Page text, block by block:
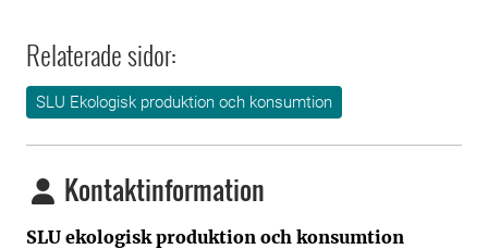
Relaterade sidor:
SLU Ekologisk produktion och konsumtion
Kontaktinformation
SLU ekologisk produktion och konsumtion